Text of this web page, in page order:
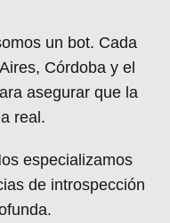
un bot. Cada
Córdoba y el
asegurar que la
real.
especializamos
de introspección